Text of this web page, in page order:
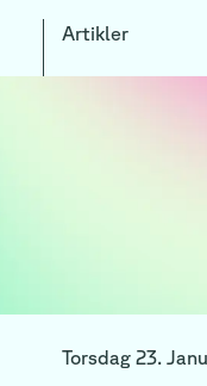
Artikler
Torsdag 23.